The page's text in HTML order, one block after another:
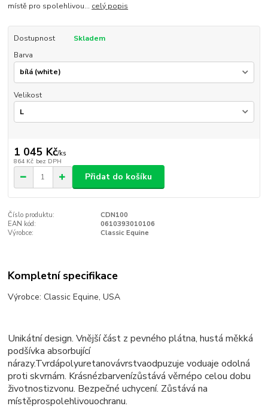
místě pro spolehlivou... celý popis
Dostupnost
Skladem
Barva
Velikost
1 045 Kč/ks
864 Kč bez DPH
Přidat do košíku
Číslo produktu:
CDN100
EAN kód:
0610393010106
Výrobce:
Classic Equine
Kompletní specifikace
Výrobce: Classic Equine, USA
Unikátní design.Vnější část z pevného plátna, hustá měkká
podšívka absorbující
nárazy.Tvrdápolyuretanovávrstvaodpuzuje voduaje odolná
proti skvrnám. Krásnézbarvenízůstává věrnépo celou dobu
životnostizvonu. Bezpečné uchycení. Zůstává na
místěprospolehlivouochranu.